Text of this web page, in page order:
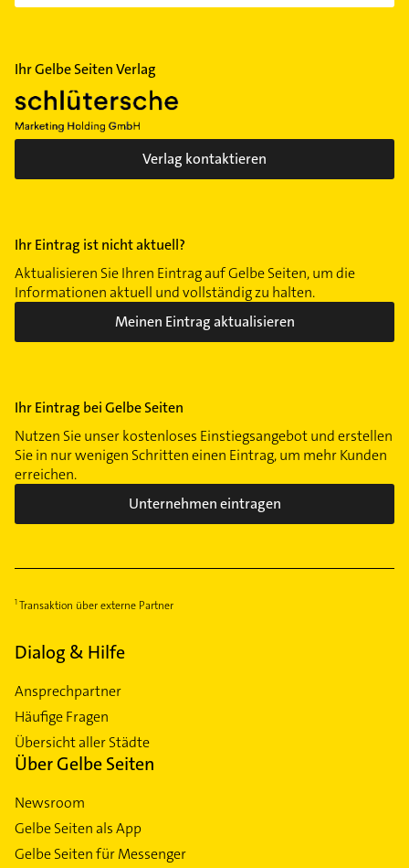
Ihr Gelbe Seiten Verlag
Verlag kontaktieren
Ihr Eintrag ist nicht aktuell?
Aktualisieren Sie Ihren Eintrag auf Gelbe Seiten, um die
Informationen aktuell und vollständig zu halten.
Meinen Eintrag aktualisieren
Ihr Eintrag bei Gelbe Seiten
Nutzen Sie unser kostenloses Einstiegsangebot und erstellen
Sie in nur wenigen Schritten einen Eintrag, um mehr Kunden
erreichen.
Unternehmen eintragen
Transaktion über externe Partner
Dialog & Hilfe
Ansprechpartner
Häufige Fragen
Übersicht aller Städte
Über Gelbe Seiten
Newsroom
Gelbe Seiten als App
Gelbe Seiten für Messenger